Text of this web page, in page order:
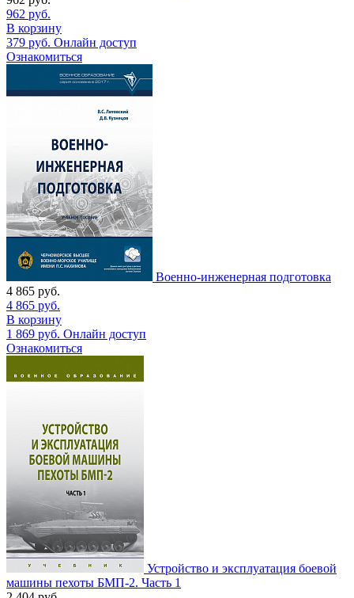
962 руб.
В корзину
379 руб. Онлайн доступ
Ознакомиться
Военно-инженерная подготовка
4 865 руб.
4 865 руб.
В корзину
1 869 руб. Онлайн доступ
Ознакомиться
Устройство и эксплуатация боевой
машины пехоты БМП-2. Часть 1